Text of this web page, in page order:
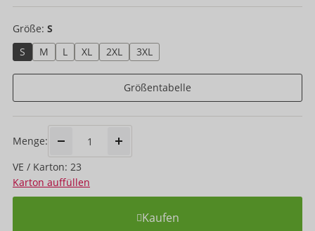
Größe: S
S
M L XL 2XL 3XL
Größentabelle
Menge:
VE / Karton: 23
Karton auffüllen
Kaufen